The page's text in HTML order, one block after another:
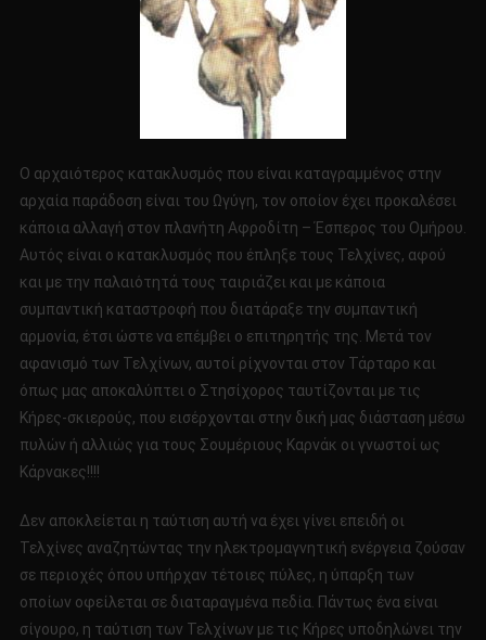
Ο αρχαιότερος κατακλυσμός που είναι καταγραμμένος στην
αρχαία παράδοση είναι του Ωγύγη, τον οποίον έχει προκαλέσει
κάποια αλλαγή στον πλανήτη Αφροδίτη – Έσπερος του Ομήρου.
Αυτός είναι ο κατακλυσμός που έπληξε τους Τελχίνες, αφού
και με την παλαιότητά τους ταιριάζει και με κάποια
συμπαντική καταστροφή που διατάραξε την συμπαντική
αρμονία, έτσι ώστε να επέμβει ο επιτηρητής της. Μετά τον
αφανισμό των Τελχίνων, αυτοί ρίχνονται στον Τάρταρο και
όπως μας αποκαλύπτει ο Στησίχορος ταυτίζονται με τις
Κήρες-σκιερούς, που εισέρχονται στην δική μας διάσταση μέσω
πυλών ή αλλιώς για τους Σουμέριους Καρνάκ οι γνωστοί ως
Κάρνακες!!!!
Δεν αποκλείεται η ταύτιση αυτή να έχει γίνει επειδή οι
Τελχίνες αναζητώντας την ηλεκτρομαγνητική ενέργεια ζούσαν
σε περιοχές όπου υπήρχαν τέτοιες πύλες, η ύπαρξη των
οποίων οφείλεται σε διαταραγμένα πεδία. Πάντως ένα είναι
σίγουρο, η ταύτιση των Τελχίνων με τις Κήρες υποδηλώνει την